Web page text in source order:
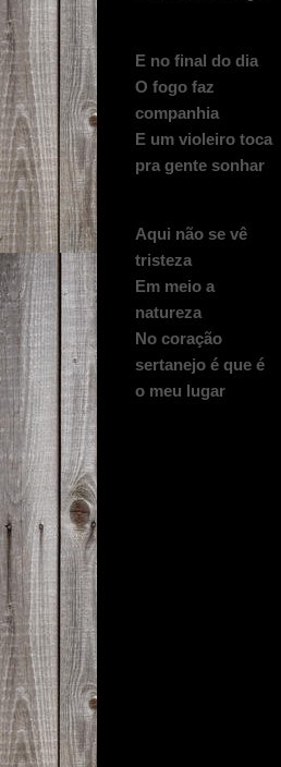
E no final do dia
O fogo faz
companhia
E um violeiro toca
pra gente sonhar
Aqui não se vê
tristeza
Em meio a
natureza
No coração
sertanejo é que é
o meu lugar